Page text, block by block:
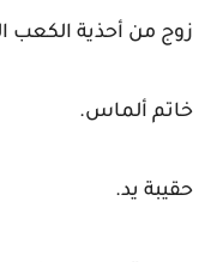
زوج من أحذية الكعب
خاتم ألماس.
حقيبة يد.